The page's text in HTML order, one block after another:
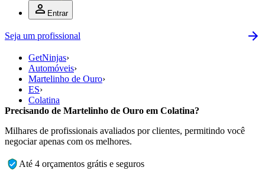
Entrar
Seja um profissional
GetNinjas›
Automóveis›
Martelinho de Ouro›
ES›
Colatina
Precisando de Martelinho de Ouro em Colatina?
Milhares de profissionais avaliados por clientes, permitindo você
negociar apenas com os melhores.
Até 4 orçamentos grátis e seguros